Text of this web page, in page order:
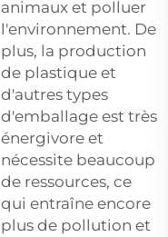
animaux et polluer
l'environnement. De
plus, la production
de plastique et
d'autres types
d'emballage est très
énergivore et
nécessite beaucoup
de ressources, ce
qui entraîne encore
plus de pollution et